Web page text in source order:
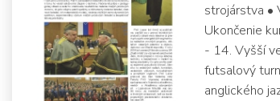
strojárstva •
Ukončenie
- 14. Vyšší
futsalový
anglického